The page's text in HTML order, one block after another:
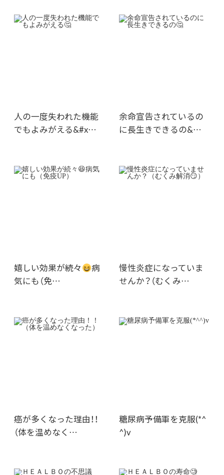
人の一度失われた機能
でもよみがえる&#x…
余命宣告されているの
に長生きできるの&…
嬉しい効果が続々
病
気にも（免…
慢性炎症になっていま
せんか？（むくみ…
癌が多くなった理由！！
（体を温めなく…
糖尿病予備軍を克服(*^
^)v